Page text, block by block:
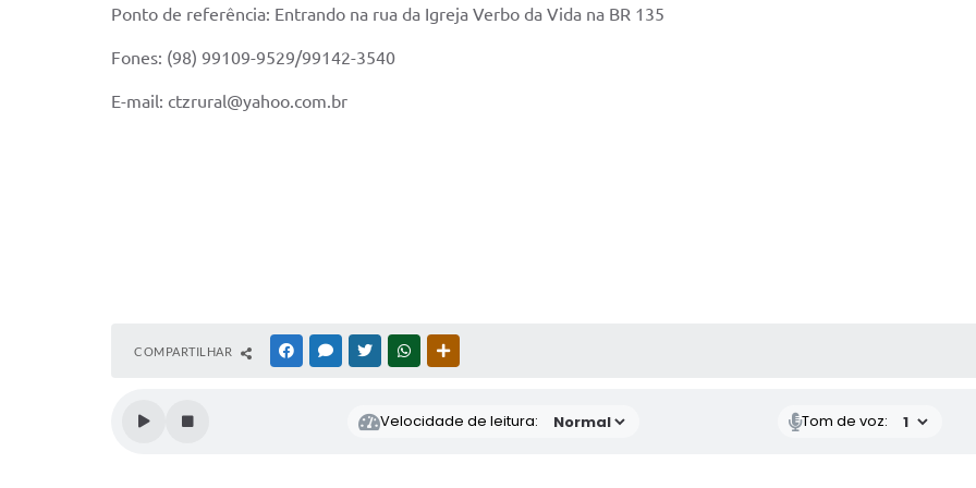
Ponto de referência: Entrando na rua da Igreja Verbo da Vida na BR 135
Fones: (98) 99109-9529/99142-3540
E-mail: ctzrural@yahoo.com.br
COMPARTILHAR FACEBOOKMESSENGER
TWITTERWHATSAPP
Velocidade de leitura: Tom de voz: